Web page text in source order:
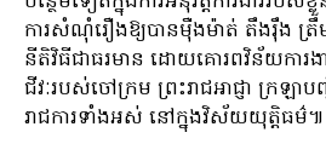
ការសំណុំរឿងឱ្យបានម៉ឺងម៉ាត់ តឹងរ៉ឹង ត្រឹ
នីតិវិធីជាធរមាន ដោយគោរពវិន័យការ
ជីវៈរបស់ចៅក្រម ព្រះរាជអាជ្ញា ក្រឡាប
រាជការទាំងអស់ នៅក្នុងវិស័យយុត្តិធម៌៕